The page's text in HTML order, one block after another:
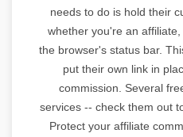
needs to do is hold their
whether you're an
the browser's status bar.
put their own link in
commission. Several
services -- check them out
Protect your affiliate